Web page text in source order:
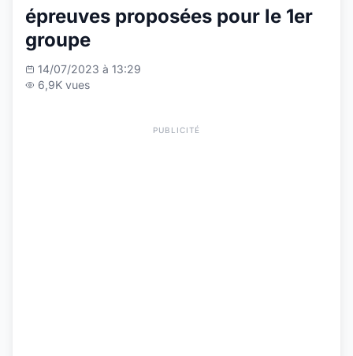
épreuves proposées pour le 1er
groupe
14/07/2023 à 13:29
6,9K vues
PUBLICITÉ